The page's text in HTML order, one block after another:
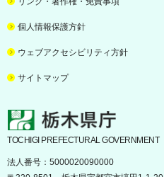
個人情報保護方針
ウェブアクセシビリティ方針
サイトマップ
栃木県庁
TOCHIGI PREFECTURAL GOVERNMENT
法人番号：5000020090000